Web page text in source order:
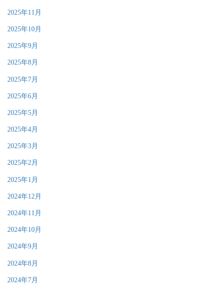
2025年11月
2025年10月
2025年9月
2025年8月
2025年7月
2025年6月
2025年5月
2025年4月
2025年3月
2025年2月
2025年1月
2024年12月
2024年11月
2024年10月
2024年9月
2024年8月
2024年7月